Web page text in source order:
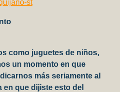
como juguetes de niños,
un momento en que
más seriamente al
en que dijiste esto del